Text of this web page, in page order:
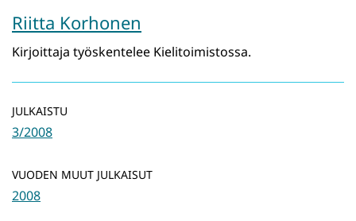
Riitta Korhonen
Kirjoittaja työskentelee Kielitoimistossa.
JULKAISTU
3/2008
VUODEN MUUT JULKAISUT
2008